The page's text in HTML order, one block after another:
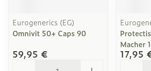
Eurogenerics (EG)
Omnivit 50+ Caps 90
59,95 €
Macher
17,95